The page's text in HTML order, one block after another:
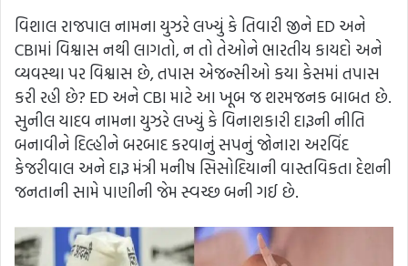
વિશાલ રાજપાલ નામના યુઝરે લખ્યું કે તિવારી જીને ED અને
CBIમાં વિશ્વાસ નથી લાગતો, ન તો તેઓને ભારતીય કાયદો અને
વ્યવસ્થા પર વિશ્વાસ છે, તપાસ એજન્સીઓ કયા કેસમાં તપાસ
કરી રહી છે? ED અને CBI માટે આ ખૂબ જ શરમજનક બાબત છે.
સુનીલ યાદવ નામના યુઝરે લખ્યું કે વિનાશકારી દારૂની નીતિ
બનાવીને દિલ્હીને બરબાદ કરવાનું સપનું જોનારા અરવિંદ
કેજરીવાલ અને દારૂ મંત્રી મનીષ સિસોદિયાની વાસ્તવિકતા દેશની
જનતાની સામે પાણીની જેમ સ્વચ્છ બની ગઈ છે.